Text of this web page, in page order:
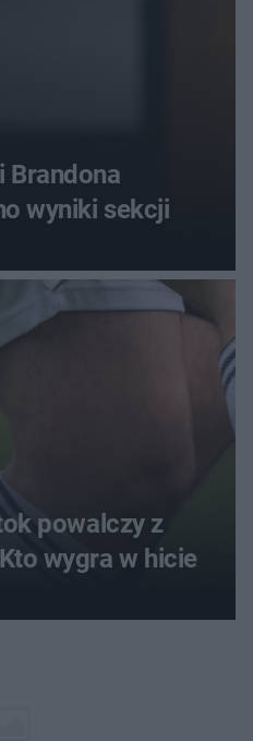
Brandona
wyniki sekcji
powalczy z
wygra w hicie